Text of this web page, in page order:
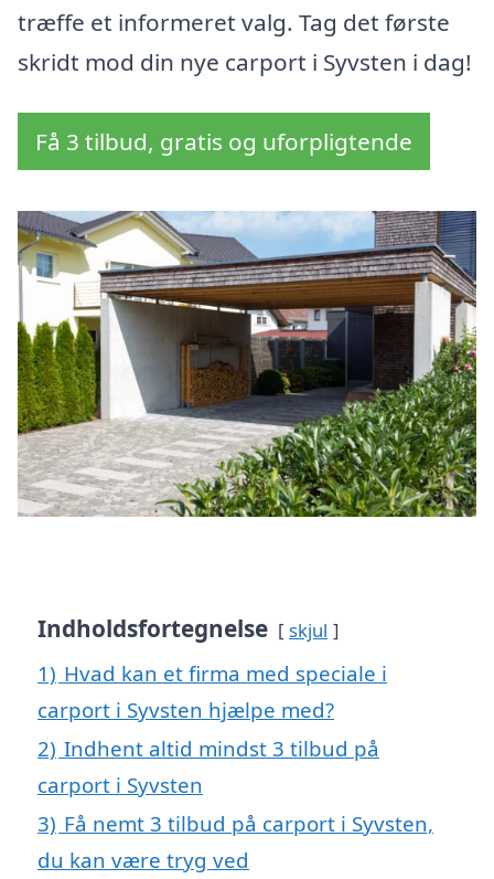
træffe et informeret valg. Tag det første
skridt mod din nye carport i Syvsten i dag!
Få 3 tilbud, gratis og uforpligtende
Indholdsfortegnelse skjul
1) Hvad kan et firma med speciale i
carport i Syvsten hjælpe med?
2) Indhent altid mindst 3 tilbud på
carport i Syvsten
3) Få nemt 3 tilbud på carport i Syvsten,
du kan være tryg ved